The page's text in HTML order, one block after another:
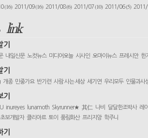
(16) 2011/09(16) 2011/08(6) 2011/07(10) 2011/06(5)
link
기
내일신문 노컷뉴스 미디어오늘 시사인 오마이뉴스 프레시안 한
기
개종 민중가요 반기련 사람 사는 세상 세기연 우리모두 인물과사
기
inureyes lunamoth Skyrunner★ 其仁 나비 달달한조박사 레
초보개발자 클리아르 토이 풍림화산 프리지앙 학주니
기